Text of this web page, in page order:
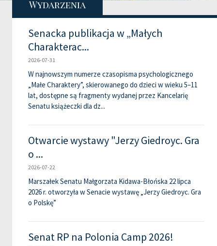
Wydarzenia
Senacka publikacja w „Małych
Charakterac...
2026-07-31
W najnowszym numerze czasopisma psychologicznego
„Małe Charaktery”, skierowanego do dzieci w wieku 5–11
lat, dostępne są fragmenty wydanej przez Kancelarię
Senatu książeczki dla dz...
Otwarcie wystawy "Jerzy Giedroyc. Gra
o ...
2026-07-22
Marszałek Senatu Małgorzata Kidawa-Błońska 22 lipca
2026 r. otworzyła w Senacie wystawę „Jerzy Giedroyc. Gra
o Polskę”
Senat RP na Polonia Camp 2026!